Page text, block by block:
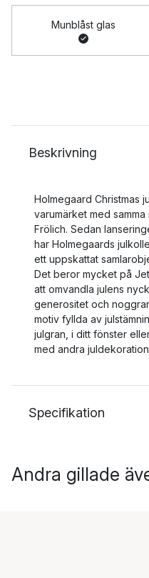
Munblåst glas
Beskrivning
Holmegaard Christmas
varumärket med
Frölich. Sedan
har Holmegaards
ett uppskattat
Det beror mycket på
att omvandla julens
generositet och
motiv fyllda av
julgran, i ditt fönster
med andra
Specifikation
Andra gillade